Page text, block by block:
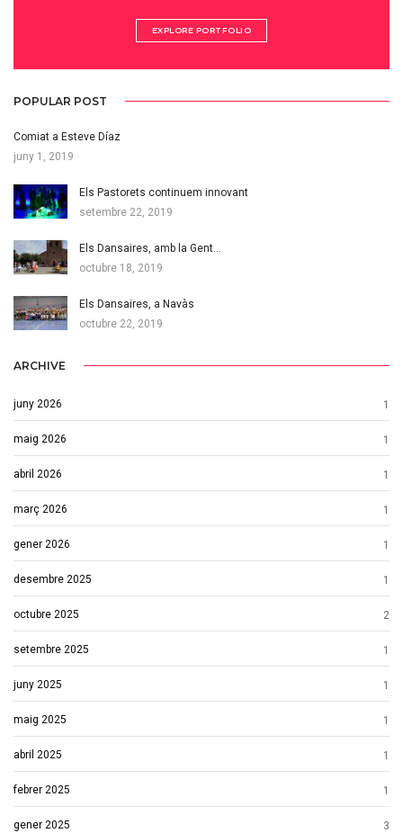
EXPLORE PORTFOLIO
POPULAR POST
Comiat a Esteve Díaz
juny 1, 2019
Els Pastorets continuem innovant
setembre 22, 2019
Els Dansaires, amb la Gent…
octubre 18, 2019
Els Dansaires, a Navàs
octubre 22, 2019
ARCHIVE
juny 2026 1
maig 2026 1
abril 2026 1
març 2026 1
gener 2026 1
desembre 2025 1
octubre 2025 2
setembre 2025 1
juny 2025 1
maig 2025 1
abril 2025 1
febrer 2025 1
gener 2025 3